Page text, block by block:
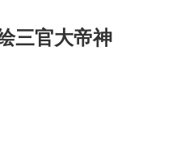
三官大帝神